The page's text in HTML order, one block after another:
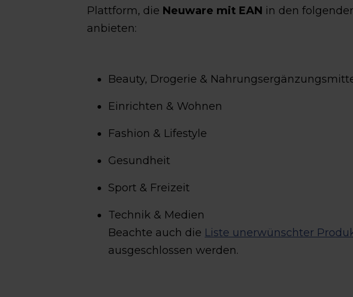
Plattform, die Neuware mit EAN in den
anbieten:
Beauty, Drogerie &
Einrichten & Wohnen
Fashion & Lifestyle
Gesundheit
Sport & Freizeit
Technik & Medien
Beachte auch die Liste unerwünschter
ausgeschlossen werden.